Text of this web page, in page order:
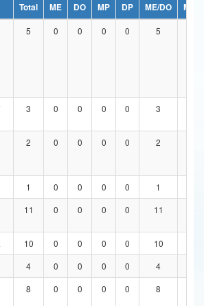
Inovações e Comunicações
Regional
e dos Direitos Humanos
Total ME DO MP DP ME/DO
MP/
5 0 0 0 0 5
3 0 0 0 0 3
2 0 0 0 0 2
1 0 0 0 0 1
11 0 0 0 0 11
10 0 0 0 0 10
4 0 0 0 0 4
8 0 0 0 0 8